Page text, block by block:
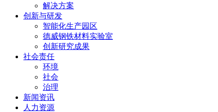
解决方案
创新与研发
智能化生产园区
德威钢铁材料实验室
创新研究成果
社会责任
环境
社会
治理
新闻资讯
人力资源